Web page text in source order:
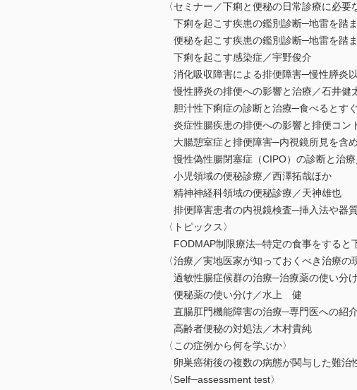
〈セミナー／下痢と便秘の日常診療に必要
下痢を起こす疾患の鑑別診断─地雷を踏
便秘を起こす疾患の鑑別診断─地雷を踏
下痢を起こす感染症／宇野俊介
消化吸収障害による排便障害─慢性膵炎
慢性膵炎の排便への影響と治療／石井健
胆汁性下痢症の診断と治療─食べるとす
炎症性腸疾患の排便への影響と排便コ
大腸憩室症と排便障害─内視鏡所見を含
慢性偽性腸閉塞症（CIPO）の診断と治
小児領域の便秘診療／西澤拓哉ほか
精神神経科領域の便秘診療／天神雄也
排便障害患者の内視鏡検査─挿入法や器
〈トピックス〉
FODMAP制限療法─特定の食事をする
〈治療／実地医家が知っておくべき治療の
過敏性腸症候群の治療─治療薬の使い分
便秘薬の使い分け／水上 健
直腸肛門機能障害の治療─専門医への紹
高齢者便秘の対処法／木村貴純
〈この症例から何を学ぶか〉
卵巣癌術後の複数の病態が関与した難
〈Self─assessment test〉